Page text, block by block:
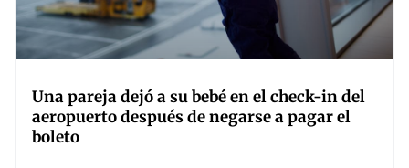
Una pareja dejó a su bebé en el check-in del
aeropuerto después de negarse a pagar el
boleto